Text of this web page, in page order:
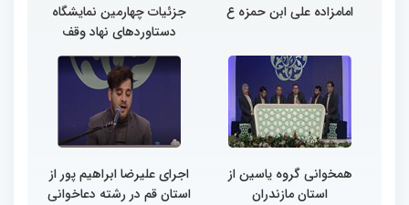
امامزاده علی ابن حمزه ع
جزئیات چهارمین نمایشگاه
دستاوردهای نهاد وقف
همخوانی گروه یاسین از
استان مازندران
اجرای علیرضا ابراهیم پور از
استان قم در رشته دعاخوانی